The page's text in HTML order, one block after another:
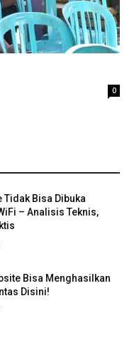
0
Tidak Bisa Dibuka
– Analisis Teknis,
Bisa Menghasilkan
Disini!